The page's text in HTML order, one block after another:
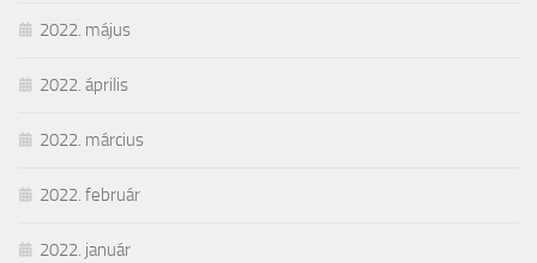
2022. május
2022. április
2022. március
2022. február
2022. január